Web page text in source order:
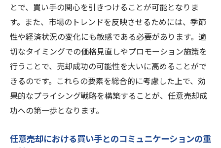
ステップバイステップで把握する任意売却
の流れ
任意売却の法的手続きと必要書類の準備
専門家がサポートするリスク回避策
任意売却成功の鍵となる交渉力の養成
プロセス全体を通してのコミュニケーショ
ンの工夫
売却完了後のアフターサポートとその重要
とで、買い手の関心を引きつけることが可能となりま
す。また、市場のトレンドを反映させるためには、季節
性や経済状況の変化にも敏感である必要があります。適
切なタイミングでの価格見直しやプロモーション施策を
行うことで、売却成功の可能性を大いに高めることがで
きるのです。これらの要素を総合的に考慮した上で、効
果的なプライシング戦略を構築することが、任意売却成
功への第一歩となります。
任意売却における買い手とのコミュニケーションの重